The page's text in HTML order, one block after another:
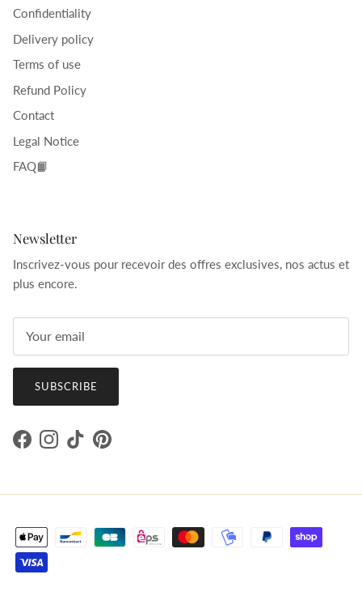
Confidentiality
Delivery policy
Terms of use
Refund Policy
Contact
Legal Notice
FAQ📙
Newsletter
Inscrivez-vous pour recevoir des offres exclusives, nos actus et
plus encore.
SUBSCRIBE
FacebookInstagram
TikTokPinterest